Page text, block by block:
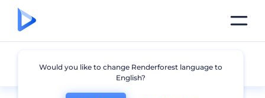
Бык
Would you like to change Renderforest language to
English?